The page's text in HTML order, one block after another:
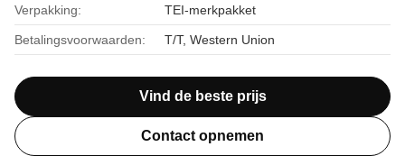
Verpakking: TEI-merkpakket
Betalingsvoorwaarden: T/T, Western Union
Vind de beste prijs
Contact opnemen